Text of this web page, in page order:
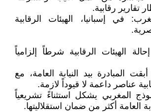
تقارير رقابية.
في إسبانيا، الهيئات الرقابية
الهيئات الرقابية شرطاً إلزامياً
المبادرة بيد النيابة العامة، مع
عناصر داعمة لا قيوداً لازمة.
المغربي يشكل استثناءً تشريعياً
العامة أكثر من ضمان استقلاليتها.